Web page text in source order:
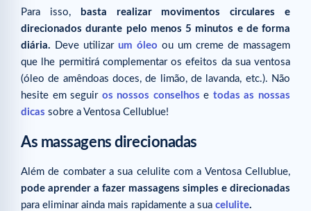
Para isso,
basta realizar movimentos circulares e
direcionados durante pelo menos 5 minutos e de forma
diária. Deve utilizar um óleo ou um creme de massagem
que lhe permitirá complementar os efeitos da sua ventosa
(óleo de amêndoas doces, de limão, de lavanda, etc.). Não
hesite em seguir os nossos conselhos e todas as nossas
dicas sobre a Ventosa Cellublue!
As massagens direcionadas
Além de combater a sua celulite com a Ventosa Cellublue,
pode aprender a fazer massagens simples e direcionadas
para eliminar ainda mais rapidamente a sua celulite.